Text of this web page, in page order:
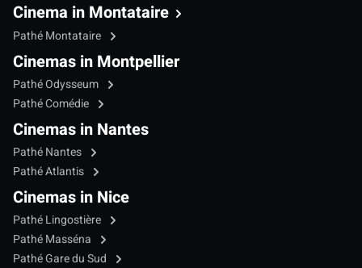
Cinema in Montataire
Pathé Montataire
Cinemas in Montpellier
Pathé Odysseum
Pathé Comédie
Cinemas in Nantes
Pathé Nantes
Pathé Atlantis
Cinemas in Nice
Pathé Lingostière
Pathé Masséna
Pathé Gare du Sud